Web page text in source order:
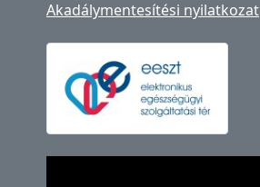
Akadálymentesítési nyilatkozat